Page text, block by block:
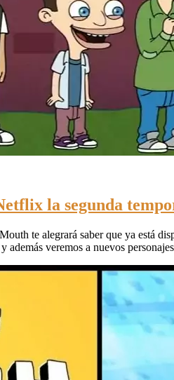
la segunda
te alegrará saber que ya está
además veremos a nuevos